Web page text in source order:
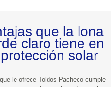
que la lona
en
solar
Toldos Pacheco cumple